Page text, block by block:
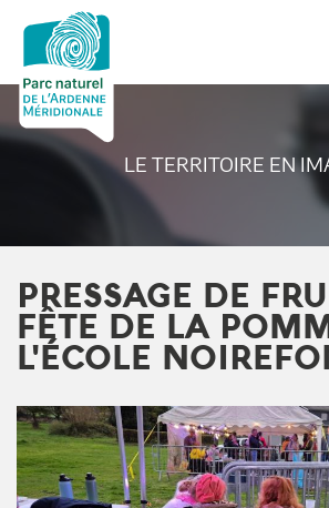
LE TERRITOIRE EN
PRESSAGE DE
FÊTE DE LA
L'ÉCOLE